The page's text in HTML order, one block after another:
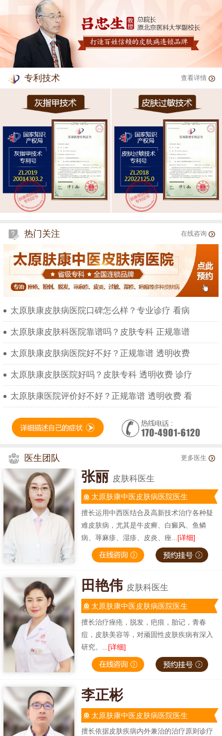
专利技术 查看详情
热门关注 在线咨询
太原肤康皮肤病医院口碑怎么样？专业诊疗 看病
太原肤康皮肤科医院靠谱吗？皮肤专科 正规靠谱
太原肤康皮肤病医院好不好？正规靠谱 透明收费
太原肤康皮肤医院好吗？皮肤专科 透明收费 诊疗
太原肤康医院评价好不好？正规靠谱 透明收费 看
医生团队 更多医生
张丽 皮肤科医生
太原肤康中医皮肤病医院医生
擅长运用中西医结合及高新技术治疗各种疑
难皮肤病，尤其是牛皮癣、白癜风、鱼鳞
病、荨麻疹、湿疹、皮炎、痤... [详细]
田艳伟 皮肤科医生
太原肤康中医皮肤病医院医生
擅长治疗痤疮，脱发，疤痕，胎记，青春
痘，皮肤美容等，对顽固性皮肤疾病有深入
研究。... [详细]
李正彬
太原肤康中医皮肤病医院医生
擅长依据皮肤疾病内外兼治的治疗原则诊疗